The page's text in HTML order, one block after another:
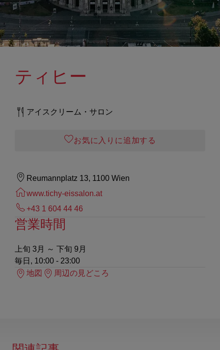
ティヒー
アイスクリーム・サロン
お気に入りに追加する
Reumannplatz 13, 1100 Wien
www.tichy-eissalon.at
+43 1 604 44 46
営業時間
上旬 3月 ～ 下旬 9月
毎日, 10:00 - 23:00
地図
周辺の見どころ